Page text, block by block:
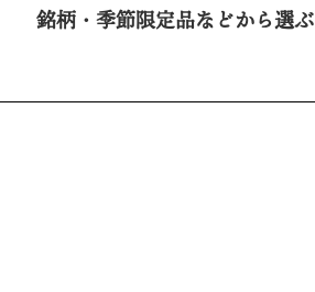
銘柄・季節限定品などから選ぶ